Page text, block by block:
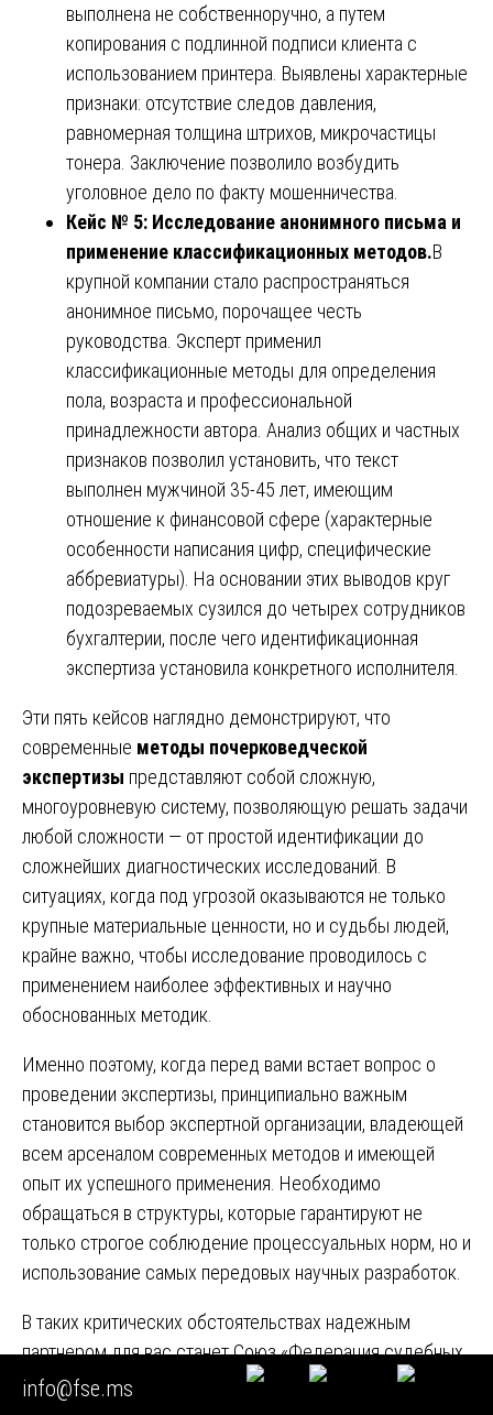
выполнена не собственноручно, а путем
копирования с подлинной подписи клиента с
использованием принтера. Выявлены характерные
признаки: отсутствие следов давления,
равномерная толщина штрихов, микрочастицы
тонера. Заключение позволило возбудить
уголовное дело по факту мошенничества.
Кейс № 5: Исследование анонимного письма и
применение классификационных методов.В
крупной компании стало распространяться
анонимное письмо, порочащее честь
руководства. Эксперт применил
классификационные методы для определения
пола, возраста и профессиональной
принадлежности автора. Анализ общих и частных
признаков позволил установить, что текст
выполнен мужчиной 35-45 лет, имеющим
отношение к финансовой сфере (характерные
особенности написания цифр, специфические
аббревиатуры). На основании этих выводов круг
подозреваемых сузился до четырех сотрудников
бухгалтерии, после чего идентификационная
экспертиза установила конкретного исполнителя.
Эти пять кейсов наглядно демонстрируют, что
современные методы почерковедческой
экспертизы представляют собой сложную,
многоуровневую систему, позволяющую решать задачи
любой сложности — от простой идентификации до
сложнейших диагностических исследований. В
ситуациях, когда под угрозой оказываются не только
крупные материальные ценности, но и судьбы людей,
крайне важно, чтобы исследование проводилось с
применением наиболее эффективных и научно
обоснованных методик.
Именно поэтому, когда перед вами встает вопрос о
проведении экспертизы, принципиально важным
становится выбор экспертной организации, владеющей
всем арсеналом современных методов и имеющей
опыт их успешного применения. Необходимо
обращаться в структуры, которые гарантируют не
только строгое соблюдение процессуальных норм, но и
использование самых передовых научных разработок.
В таких критических обстоятельствах надежным
партнером для вас станет Союз «Федерация судебных
экспертов» и АНО «Центр криминалистических
info@fse.ms